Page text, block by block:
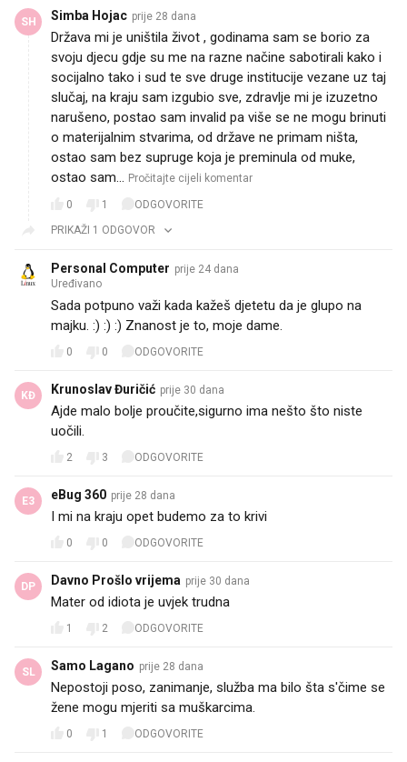
SH Simba Hojac prije 28 dana
Država mi je uništila život , godinama sam se borio za
svoju djecu gdje su me na razne načine sabotirali kako i
socijalno tako i sud te sve druge institucije vezane uz taj
slučaj, na kraju sam izgubio sve, zdravlje mi je izuzetno
narušeno, postao sam invalid pa više se ne mogu brinuti
o materijalnim stvarima, od države ne primam ništa,
ostao sam bez supruge koja je preminula od muke,
ostao sam… Pročitajte cijeli komentar
0 1
ODGOVORITE
PRIKAŽI 1 ODGOVOR
Personal Computer prije 24 dana
Uređivano
Sada potpuno važi kada kažeš djetetu da je glupo na
majku. :) :) :) Znanost je to, moje dame.
0 0 ODGOVORITE
KĐ Krunoslav Đuričić prije 30 dana
Ajde malo bolje proučite,sigurno ima nešto što niste
uočili.
2 3 ODGOVORITE
E3 eBug 360 prije 28 dana
I mi na kraju opet budemo za to krivi
0 0 ODGOVORITE
DP Davno Prošlo vrijema prije 30 dana
Mater od idiota je uvjek trudna
1 2 ODGOVORITE
SL Samo Lagano prije 28 dana
Nepostoji poso, zanimanje, služba ma bilo šta s'čime se
žene mogu mjeriti sa muškarcima.
0 1 ODGOVORITE